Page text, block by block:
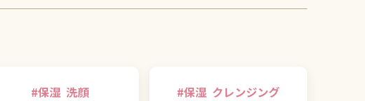
#保湿 洗顔 #保湿 クレンジング